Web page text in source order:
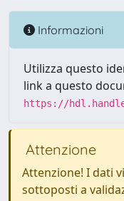
Informazioni
Utilizza questo
link a questo
https://
Attenzione
Attenzione! I dati
sottoposti a